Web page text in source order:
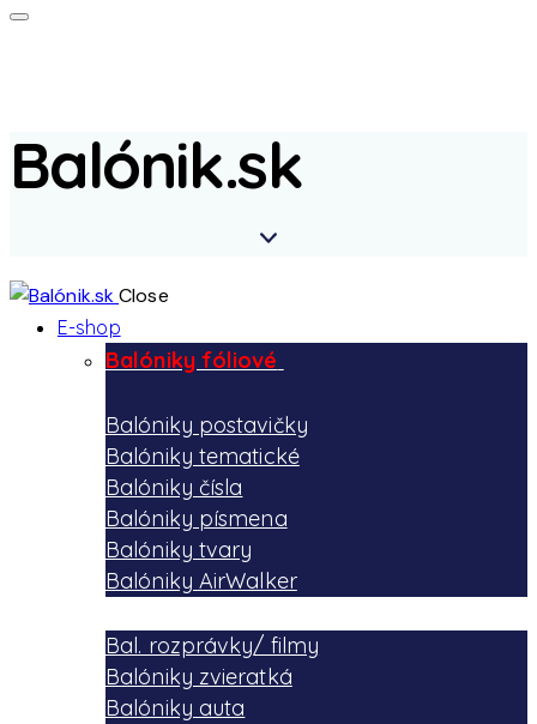
Balónik.sk
Close
E-shop
Balóniky fóliové
Balóniky postavičky
Balóniky tematické
Balóniky čísla
Balóniky písmena
Balóniky tvary
Balóniky AirWalker
Bal. rozprávky/ filmy
Balóniky zvieratká
Balóniky auta